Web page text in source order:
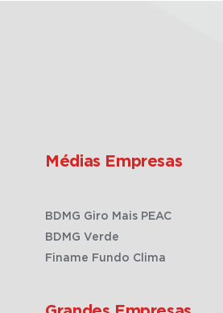
Médias Empresas
BDMG Giro Mais PEAC
BDMG Verde
Finame Fundo Clima